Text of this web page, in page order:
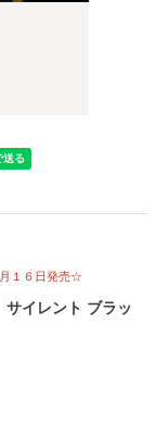
１６日発売☆
イレント ブラッ